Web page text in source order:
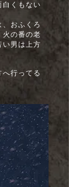
白くもない
おふくろ
火の番の老
い男は上方
行ってる